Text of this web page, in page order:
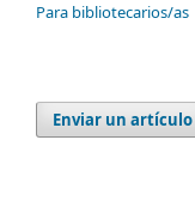
Para bibliotecarios/as
Enviar un artículo